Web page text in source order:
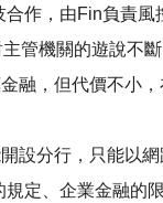
作，由Fin負責
管機關的遊說不
，但代價不小
設分行，只能以
定、企業金融的